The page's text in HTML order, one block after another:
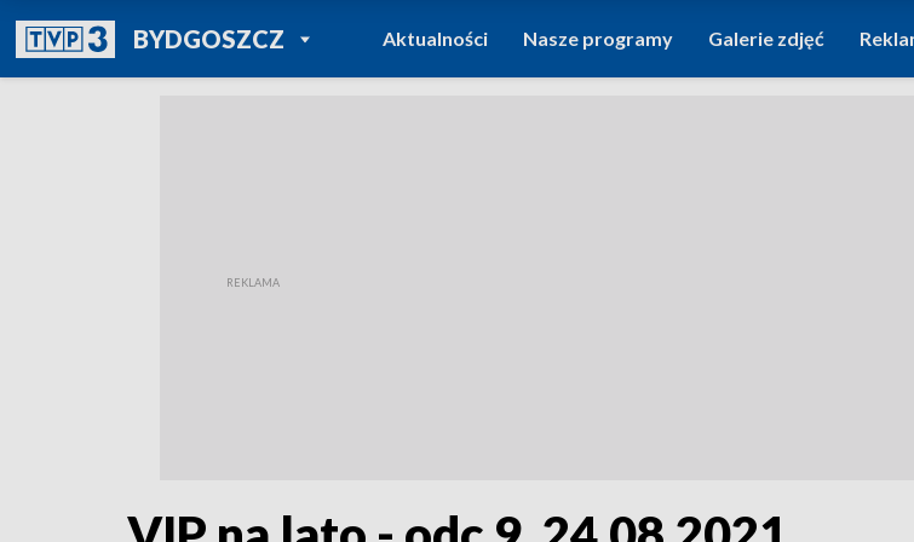
BYDGOSZCZPOWRÓT DO
TVP REGIONY
Aktualności Nasze programy Galerie zdjęć